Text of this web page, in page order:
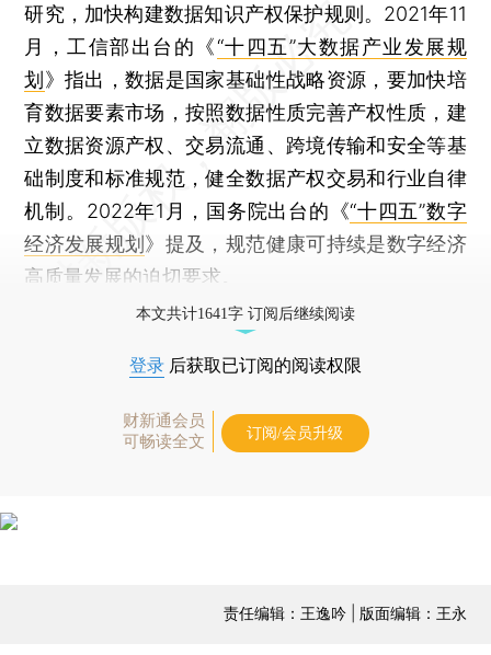
研究，加快构建数据知识产权保护规则。2021年11
月，工信部出台的《“十四五”大数据产业发展规
划 》指出，数据是国家基础性战略资源，要加快培
育数据要素市场，按照数据性质完善产权性质，建
立数据资源产权、交易流通、跨境传输和安全等基
础制度和标准规范，健全数据产权交易和行业自律
机制。2022年1月，国务院出台的《“十四五”数字
经济发展规划 》提及，规范健康可持续是数字经济
高质量发展的迫切要求。
本文共计1641字 订阅后继续阅读
登录 后获取已订阅的阅读权限
财新通会员
可畅读全文
订阅/会员升级
责任编辑：王逸吟 | 版面编辑：王永